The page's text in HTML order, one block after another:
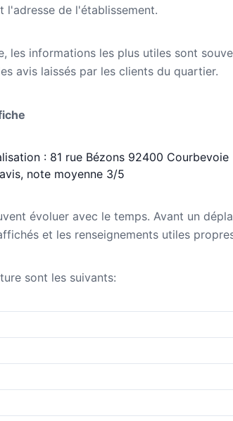
l'adresse de l'établissement.
les informations les plus utiles sont
avis laissés par les clients du quartier.
: 81 rue Bézons 92400 Courbevoie
note moyenne 3/5
évoluer avec le temps. Avant un
et les renseignements utiles
sont les suivants: